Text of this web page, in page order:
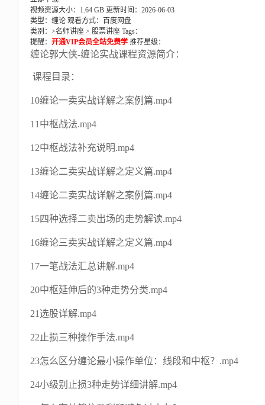
视频资源大小：1.64 GB 更新时间：2026-06-03
类型：缠论 观看方式：百度网盘
类别：>名师讲座 > 股票讲座 Tags：
提醒： 开通VIP会员全站免费学 推荐星级：
缠论郭大侠-缠论实战课程资源简介：
课程目录：
10缠论一卖实战详解之案例篇.mp4
11中枢战法.mp4
12中枢战法补充说明.mp4
13缠论二卖实战详解之定义篇.mp4
14缠论二卖实战详解之案例篇.mp4
15四种选择二卖出场的走势解读.mp4
16缠论三卖实战详解之定义篇.mp4
17一笔战法汇总讲解.mp4
20中枢延伸后的3种走势分类.mp4
21选股详解.mp4
22止损三种操作手法.mp4
23怎么区分缠论最小操作单位：线段和中枢？.mp4
24小级别止损3种走势详细讲解.mp4